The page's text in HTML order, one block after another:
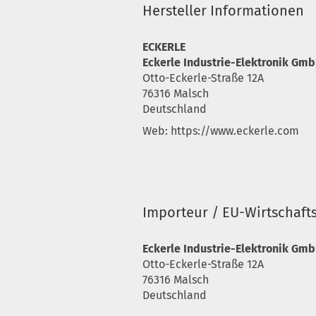
Hersteller Informationen
ECKERLE
Eckerle Industrie-Elektronik
Otto-Eckerle-Straße 12A
76316 Malsch
Deutschland
Web: https://www.eckerle.com
Importeur / EU-
Eckerle Industrie-Elektronik
Otto-Eckerle-Straße 12A
76316 Malsch
Deutschland